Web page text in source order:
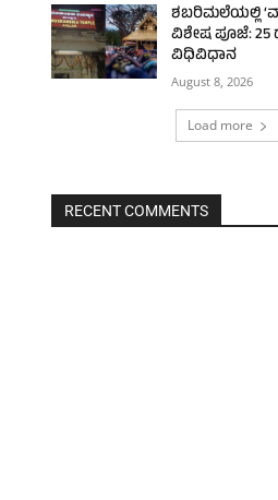
ಶಬರಿಮಲೆಯಲ್ಲಿ
ವಿಶೇಷ ಪೂಜೆ:
ವಿಧಿವಿಧಾನ
August 8, 2026
Load more
RECENT COMMENTS